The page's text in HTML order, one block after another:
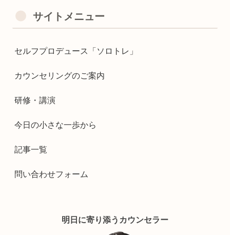
サイトメニュー
セルフプロデュース「ソロトレ」
カウンセリングのご案内
研修・講演
今日の小さな一歩から
記事一覧
問い合わせフォーム
明日に寄り添うカウンセラー